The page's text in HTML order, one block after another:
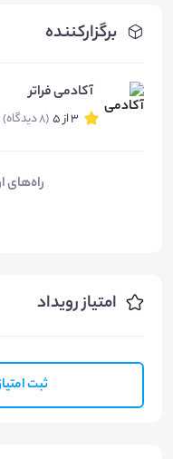
برگزارکننده
آکادمی فراتر
3 از 5 (8 دیدگاه)
راه‌های
امتیاز رویداد
ثبت